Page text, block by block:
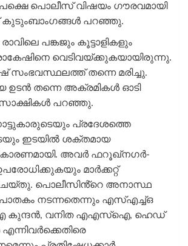
പൊലീസ് വിഷയം ഗൗരവമായി
കുടുംബാംഗങ്ങൾ പറഞ്ഞു.
പങ്കജും കൂട്ടാളികളും
വെടിവയ്ക്കുകയായിരുന്നു.
സംഭവസ്ഥലത്ത് തന്നെ മരിച്ചു.
ഉടൻ തന്നെ അക്രമികൾ ഓടി
ദൃസാക്ഷികൾ പറഞ്ഞു.
പ്രദേശത്തെ
ഇടയിൽ ശക്തമായ
കാരണമായി. അവർ ഫറൂഖ്‌നഗർ-
മാർക്കറ്റ്
പൊലീസിൻ്റെ അനാസ്ഥ
നടന്നതെന്നും എസ്എച്ച്ഒ
കുന്ദൻ, വനിത എഎസ്ഐ, ഹെഡ്